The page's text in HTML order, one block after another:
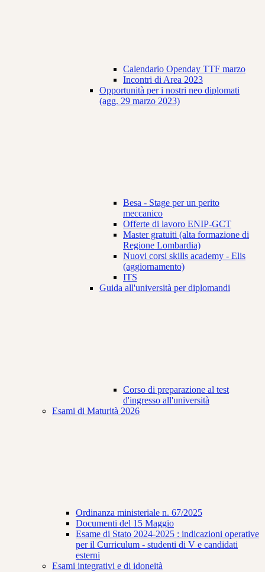
Calendario Openday TTF marzo
Incontri di Area 2023
Opportunità per i nostri neo diplomati
(agg. 29 marzo 2023)
Besa - Stage per un perito
meccanico
Offerte di lavoro ENIP-GCT
Master gratuiti (alta formazione di
Regione Lombardia)
Nuovi corsi skills academy - Elis
(aggiornamento)
ITS
Guida all'università per diplomandi
Corso di preparazione al test
d'ingresso all'università
Esami di Maturità 2026
Ordinanza ministeriale n. 67/2025
Documenti del 15 Maggio
Esame di Stato 2024-2025 : indicazioni operative
per il Curriculum - studenti di V e candidati
esterni
Esami integrativi e di idoneità